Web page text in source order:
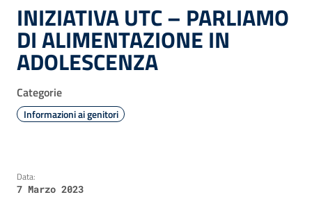
INIZIATIVA UTC – PARLIAMO
DI ALIMENTAZIONE IN
ADOLESCENZA
Categorie
Informazioni ai genitori
Data:
7 Marzo 2023